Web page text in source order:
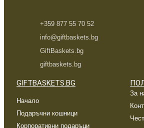
+359 877 55 70 52
info@giftbaskets.bg
GiftBaskets.bg
giftbaskets.bg
GIFTBASKETS.BG
Начало
Подаръчни кошници
Корпоративни подаръци
За